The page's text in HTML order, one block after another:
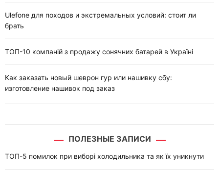
Ulefone для походов и экстремальных условий: стоит ли
брать
ТОП-10 компаній з продажу сонячних батарей в Україні
Как заказать новый шеврон гур или нашивку сбу:
изготовление нашивок под заказ
ПОЛЕЗНЫЕ ЗАПИСИ
ТОП-5 помилок при виборі холодильника та як їх уникнути